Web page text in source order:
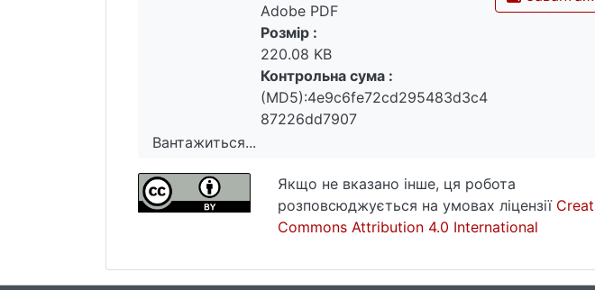
Вантажиться...
Вантажиться...
Adobe PDF
Розмір :
220.08 KB
Контрольна сума :
(MD5):4e9c6fe72cd295483d3c4
87226dd7907
Якщо не вказано інше, ця робота
розповсюджується на умовах ліцензії
Commons Attribution 4.0 International